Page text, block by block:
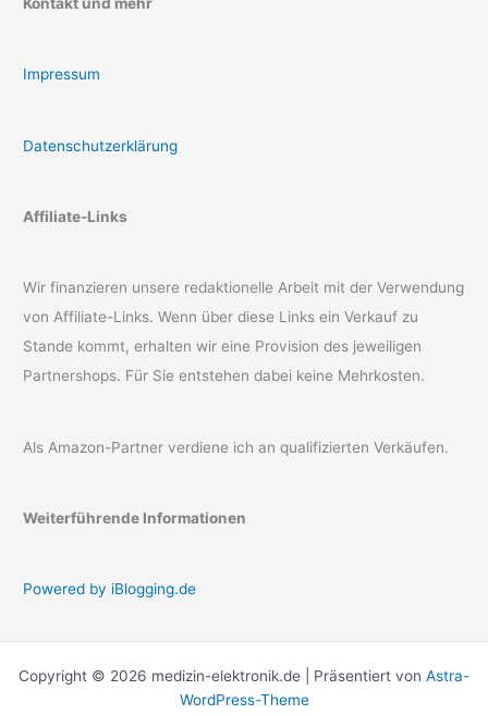
Impressum
Datenschutzerklärung
Affiliate-Links
Wir finanzieren unsere redaktionelle Arbeit mit der Verwendung
von Affiliate-Links. Wenn über diese Links ein Verkauf zu
Stande kommt, erhalten wir eine Provision des jeweiligen
Partnershops. Für Sie entstehen dabei keine Mehrkosten.
Als Amazon-Partner verdiene ich an qualifizierten Verkäufen.
Weiterführende Informationen
Powered by iBlogging.de
Copyright © 2026 medizin-elektronik.de | Präsentiert von Astra-
WordPress-Theme